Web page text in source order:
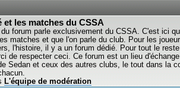
et les matches du CSSA
forum parle exclusivement du CSSA. C'est ici
matches et que l'on parle du club. Pour les
l'histoire, il y a un forum dédié. Pour tout le
de respecter ceci. Ce forum est un lieu
Sedan et ceux des autres clubs, le tout dans la
L'équipe de modération